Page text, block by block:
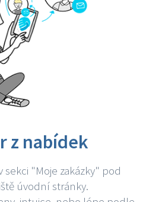
z nabídek
"Moje zakázky" pod
úvodní stránky.